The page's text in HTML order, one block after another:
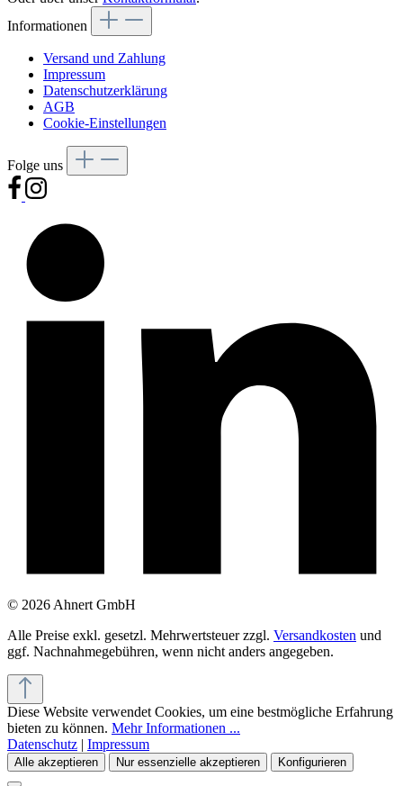
Informationen
Versand und Zahlung
Impressum
Datenschutzerklärung
AGB
Cookie-Einstellungen
Folge uns
© 2026 Ahnert GmbH
Alle Preise exkl. gesetzl. Mehrwertsteuer zzgl. Versandkosten und
ggf. Nachnahmegebühren, wenn nicht anders angegeben.
Diese Website verwendet Cookies, um eine bestmögliche Erfahrung
bieten zu können. Mehr Informationen ...
Datenschutz | Impressum
Alle akzeptieren Nur essenzielle akzeptieren Konfigurieren